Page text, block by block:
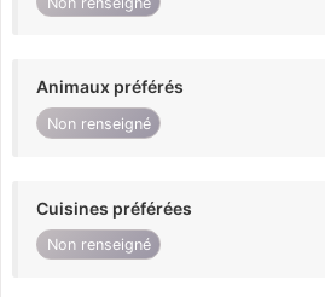
Animaux préférés
Non renseigné
Cuisines préférées
Non renseigné